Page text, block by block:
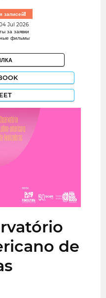
записей!
Jul 2026
за заявки
фильмы
de